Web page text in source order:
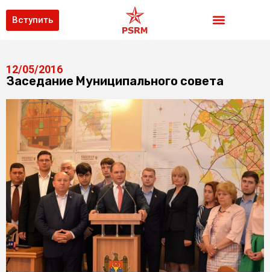
Вступить
12/05/2016
Заседание Муниципального совета